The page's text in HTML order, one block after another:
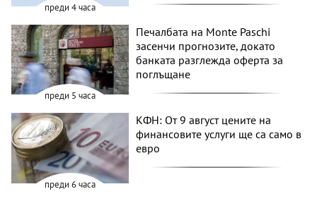
преди 4 часа
преди 5 часа
Печалбата на Monte Paschi
засенчи прогнозите, докато
банката разглежда оферта за
поглъщане
преди 6 часа
КФН: От 9 август цените на
финансовите услуги ще са само в
евро